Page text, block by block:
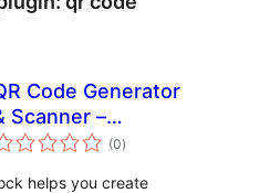
Code Generator
Scanner –
QR Codes
(0valoracións
totais
)
helps you create